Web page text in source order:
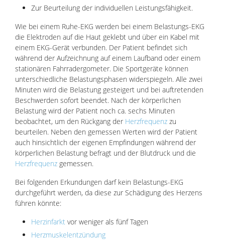
Zur Beurteilung der individuellen Leistungsfähigkeit.
Wie bei einem Ruhe-EKG werden bei einem Belastungs-EKG
die Elektroden auf die Haut geklebt und über ein Kabel mit
einem EKG-Gerät verbunden. Der Patient befindet sich
während der Aufzeichnung auf einem Laufband oder einem
stationären Fahrradergometer. Die Sportgeräte können
unterschiedliche Belastungsphasen widerspiegeln. Alle zwei
Minuten wird die Belastung gesteigert und bei auftretenden
Beschwerden sofort beendet. Nach der körperlichen
Belastung wird der Patient noch ca. sechs Minuten
beobachtet, um den Rückgang der Herzfrequenz zu
beurteilen. Neben den gemessen Werten wird der Patient
auch hinsichtlich der eigenen Empfindungen während der
körperlichen Belastung befragt und der Blutdruck und die
Herzfrequenz gemessen.
Bei folgenden Erkundungen darf kein Belastungs-EKG
durchgeführt werden, da diese zur Schädigung des Herzens
führen könnte:
Herzinfarkt vor weniger als fünf Tagen
Herzmuskelentzündung